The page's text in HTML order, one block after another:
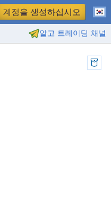
알고 트레이딩 채널
계정을 생성하십시오